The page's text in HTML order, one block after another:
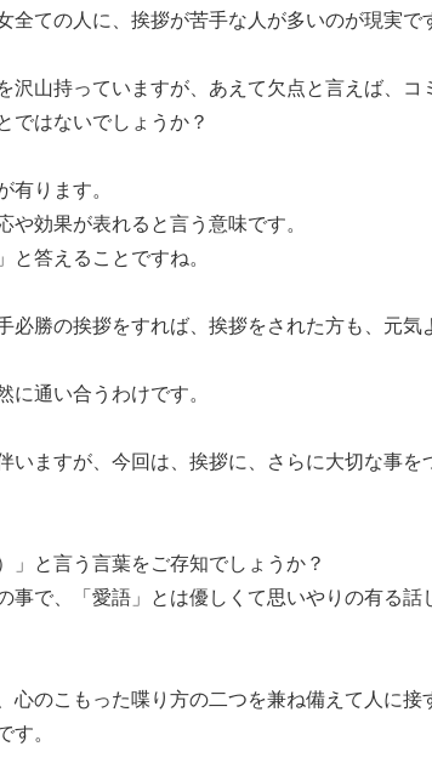
ての人に、挨拶が苦手な人が多いのが現実で
沢山持っていますが、あえて欠点と言えば、コ
ではないでしょうか？
有ります。
効果が表れると言う意味です。
と答えることですね。
必勝の挨拶をすれば、挨拶をされた方も、元気
通い合うわけです。
いますが、今回は、挨拶に、さらに大切な事を
」と言う言葉をご存知でしょうか？
事で、「愛語」とは優しくて思いやりの有る話
心のこもった喋り方の二つを兼ね備えて人に接
。